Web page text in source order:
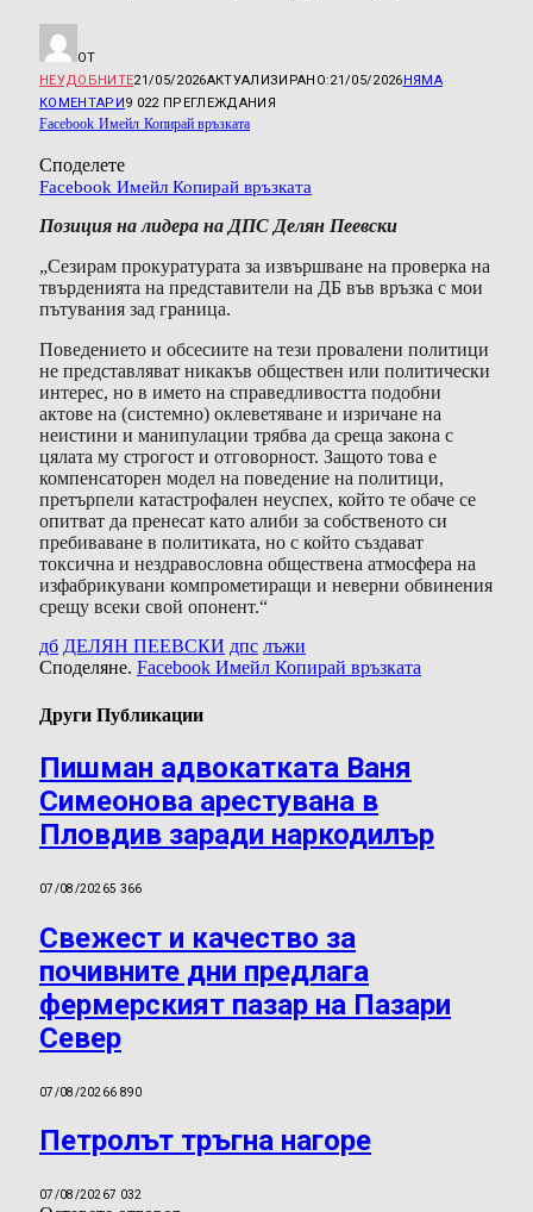
ОТ
НЕУДОБНИТЕ21/05/2026АКТУАЛИЗИРАНО:21/05/2026НЯМА
КОМЕНТАРИ9 022 ПРЕГЛЕЖДАНИЯ
Facebook Имейл Копирай връзката
Споделете
Facebook Имейл Копирай връзката
Позиция на лидера на ДПС Делян Пеевски
„Сезирам прокуратурата за извършване на проверка на
твърденията на представители на ДБ във връзка с мои
пътувания зад граница.
Поведението и обсесиите на тези провалени политици
не представляват никакъв обществен или политически
интерес, но в името на справедливостта подобни
актове на (системно) оклеветяване и изричане на
неистини и манипулации трябва да среща закона с
цялата му строгост и отговорност. Защото това е
компенсаторен модел на поведение на политици,
претърпели катастрофален неуспех, който те обаче се
опитват да пренесат като алиби за собственото си
пребиваване в политиката, но с който създават
токсична и нездравословна обществена атмосфера на
изфабрикувани компрометиращи и неверни обвинения
срещу всеки свой опонент.“
дб ДЕЛЯН ПЕЕВСКИ дпс лъжи
Споделяне. Facebook Имейл Копирай връзката
Други Публикации
Пишман адвокатката Ваня
Симеонова арестувана в
Пловдив заради наркодилър
07/08/20265 366
Свежест и качество за
почивните дни предлага
фермерският пазар на Пазари
Север
07/08/20266 890
Петролът тръгна нагоре
07/08/20267 032